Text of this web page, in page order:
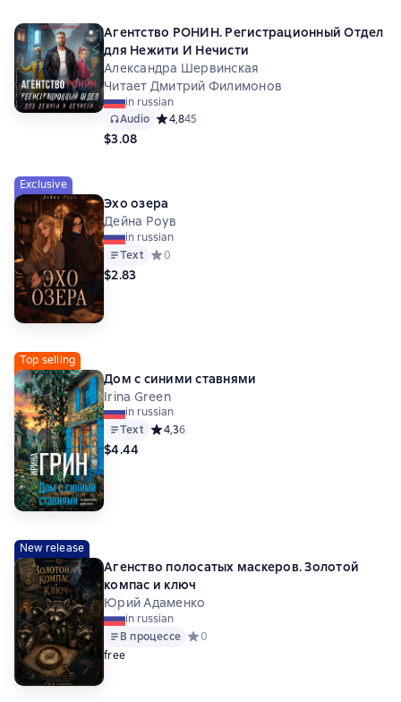
Агентство РОНИН. Регистрационный Отдел
для Нежити И Нечисти
Александра Шервинская
Читает Дмитрий Филимонов
in russian
Audio Средний рейтинг 4,8 на основе 45 оценок
4,845
$3.08
Exclusive
Эхо озера
Дейна Роув
in russian
Text Средний рейтинг 0 на основе 0 оценок
0
$2.83
Top selling
Дом с синими ставнями
Irina Green
in russian
Text Средний рейтинг 4,3 на основе 6 оценок
4,36
$4.44
New release
Агенство полосатых маскеров. Золотой
компас и ключ
Юрий Адаменко
in russian
В процессе Средний рейтинг 0 на основе 0 оценок
0
free